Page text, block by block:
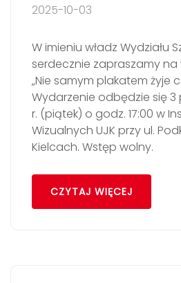
2025-10-03
W imieniu władz Wydziału
serdecznie zapraszamy
„Nie samym plakatem żyje
Wydarzenie odbędzie się 3
r. (piątek) o godz. 17:00 w
Wizualnych UJK przy ul.
Kielcach. Wstęp wolny.
CZYTAJ WIĘCEJ